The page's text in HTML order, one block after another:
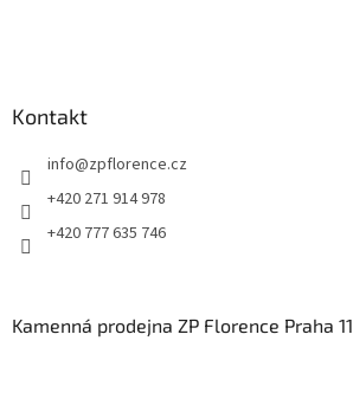
Kontakt
info@zpflorence.cz
+420 271 914 978
+420 777 635 746
Kamenná prodejna ZP Florence Praha 11